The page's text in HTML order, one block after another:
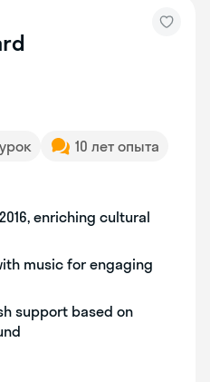
10 лет опыта
enriching cultural
music for engaging
support based on